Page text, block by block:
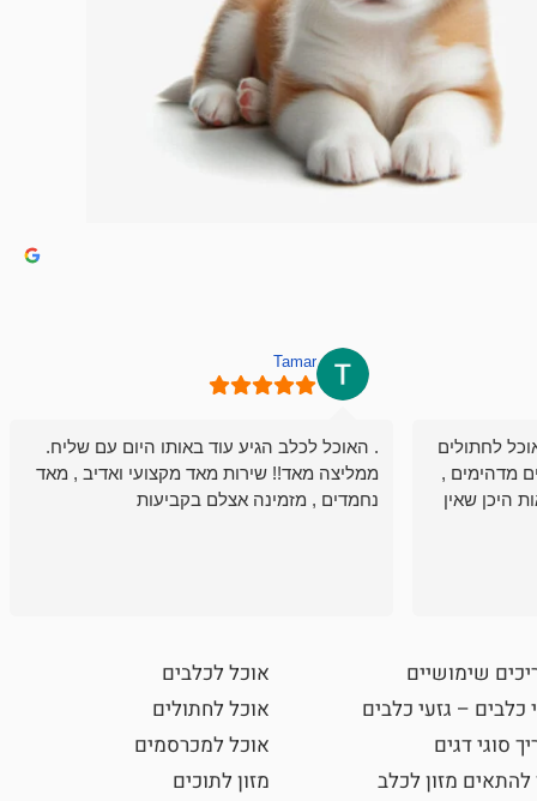
לחתולים
מדהימים ,
היכן שאין
Tamar
. האוכל לכלב הגיע עוד באותו היום עם שליח.
ממליצה מאד!! שירות מאד מקצועי ואדיב , מאד
נחמדים , מזמינה אצלם בקביעות
שימושיים
כלבים – גזעי כלבים
סוגי דגים
להתאים מזון לכלב
אוכל לכלבים
אוכל לחתולים
אוכל למכרסמים
מזון לתוכים